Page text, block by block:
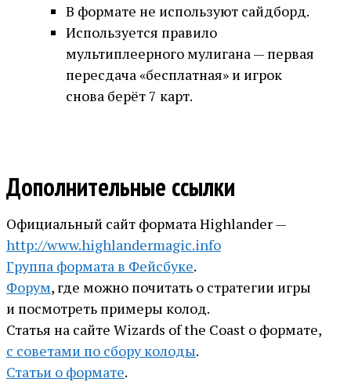
В формате не используют сайдборд.
Используется правило
мультиплеерного мулигана — первая
пересдача «бесплатная» и игрок
снова берёт 7 карт.
Дополнительные ссылки
Официальный сайт формата Highlander —
http://www.highlandermagic.info
Группа формата в Фейсбуке.
Форум, где можно почитать о стратегии игры
и посмотреть примеры колод.
Статья на сайте Wizards of the Coast о формате,
с советами по сбору колоды.
Статьи о формате.